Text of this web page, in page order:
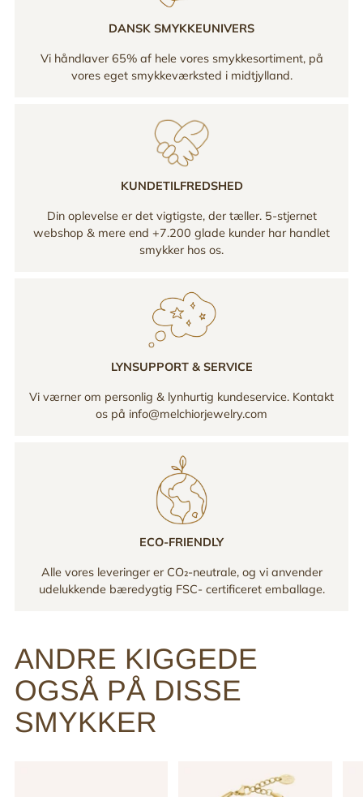
DANSK SMYKKEUNIVERS
Vi håndlaver 65% af hele vores smykkesortiment, på
vores eget smykkeværksted i midtjylland.
KUNDETILFREDSHED
Din oplevelse er det vigtigste, der tæller. 5-stjernet
webshop & mere end +7.200 glade kunder har handlet
smykker hos os.
LYNSUPPORT & SERVICE
Vi værner om personlig & lynhurtig kundeservice. Kontakt
os på info@melchiorjewelry.com
ECO-FRIENDLY
Alle vores leveringer er CO₂-neutrale, og vi anvender
udelukkende bæredygtig FSC- certificeret emballage.
ANDRE KIGGEDE
OGSÅ PÅ DISSE
SMYKKER